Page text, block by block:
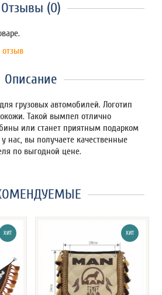
Отзывы (0)
отзыв
Описание
грузовых автомобилей. Логотип
Такой вымпел отлично
или станет приятным подарком
нас, вы получаете качественные
по выгодной цене.
ХИТ ХИТ